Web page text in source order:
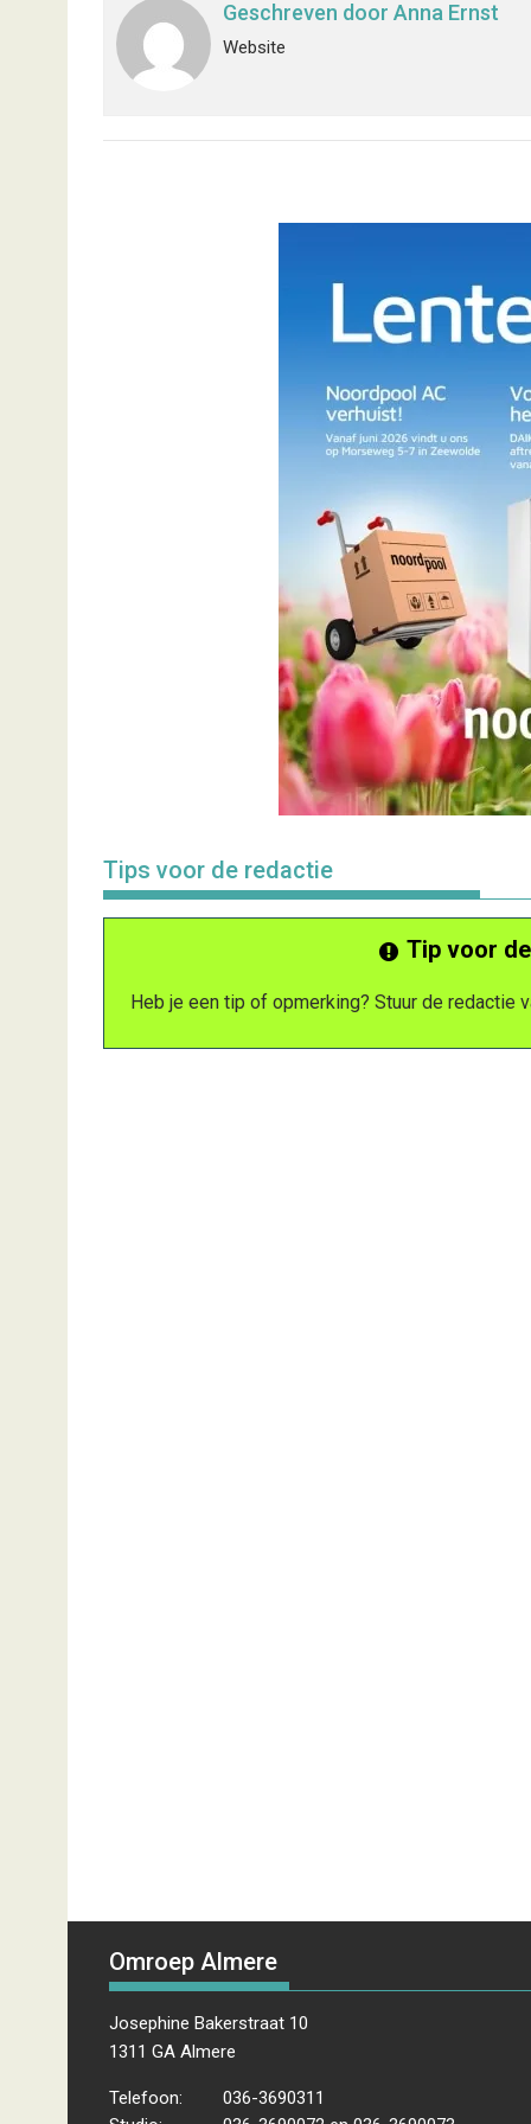
Geschreven door Anna Ernst
Website
Tips voor de redactie
Tip voor
Heb je een tip of opmerking? Stuur de redactie
Omroep Almere
Josephine Bakerstraat 10
1311 GA Almere
Telefoon:
036-3690311